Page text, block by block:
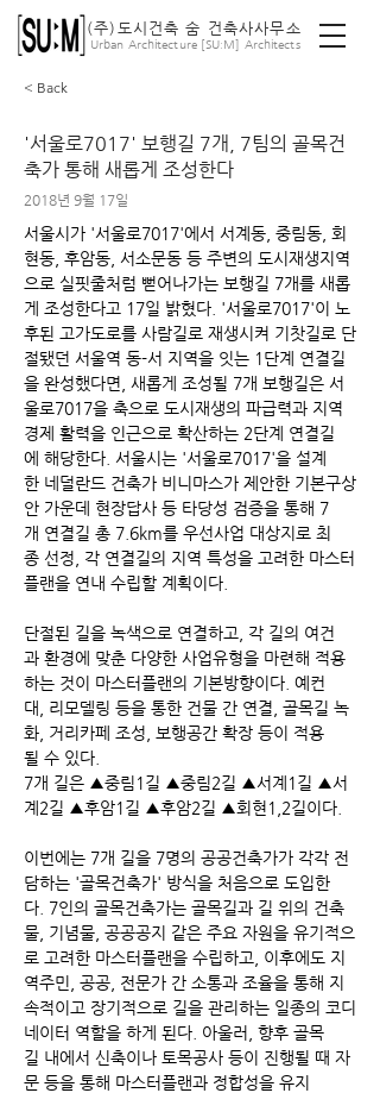
(주)도시건축 숨 건축사사무소
Urban Architecture [SUːM] Architects
< Back
'서울로7017' 보행길 7개, 7팀의 골목건
축가 통해 새롭게 조성한다
2018년 9월 17일
서울시가 '서울로7017'에서 서계동, 중림동, 회
현동, 후암동, 서소문동 등 주변의 도시재생지역
으로 실핏줄처럼 뻗어나가는 보행길 7개를 새롭
게 조성한다고 17일 밝혔다. '서울로7017'이 노
후된 고가도로를 사람길로 재생시켜 기찻길로 단
절됐던 서울역 동-서 지역을 잇는 1단계 연결길
을 완성했다면, 새롭게 조성될 7개 보행길은 서
울로7017을 축으로 도시재생의 파급력과 지역
경제 활력을 인근으로 확산하는 2단계 연결길
에 해당한다. 서울시는 '서울로7017'을 설계
한 네덜란드 건축가 비니마스가 제안한 기본구상
안 가운데 현장답사 등 타당성 검증을 통해 7
개 연결길 총 7.6km를 우선사업 대상지로 최
종 선정, 각 연결길의 지역 특성을 고려한 마스터
플랜을 연내 수립할 계획이다.
단절된 길을 녹색으로 연결하고, 각 길의 여건
과 환경에 맞춘 다양한 사업유형을 마련해 적용
하는 것이 마스터플랜의 기본방향이다. 예컨
대, 리모델링 등을 통한 건물 간 연결, 골목길 녹
화, 거리카페 조성, 보행공간 확장 등이 적용
될 수 있다.
7개 길은 ▲중림1길 ▲중림2길 ▲서계1길 ▲서
계2길 ▲후암1길 ▲후암2길 ▲회현1,2길이다.
이번에는 7개 길을 7명의 공공건축가가 각각 전
담하는 '골목건축가' 방식을 처음으로 도입한
다. 7인의 골목건축가는 골목길과 길 위의 건축
물, 기념물, 공공공지 같은 주요 자원을 유기적으
로 고려한 마스터플랜을 수립하고, 이후에도 지
역주민, 공공, 전문가 간 소통과 조율을 통해 지
속적이고 장기적으로 길을 관리하는 일종의 코디
네이터 역할을 하게 된다. 아울러, 향후 골목
길 내에서 신축이나 토목공사 등이 진행될 때 자
문 등을 통해 마스터플랜과 정합성을 유지